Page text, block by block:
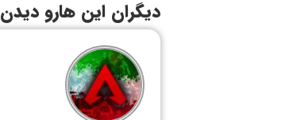
دیگران این هارو دیدن